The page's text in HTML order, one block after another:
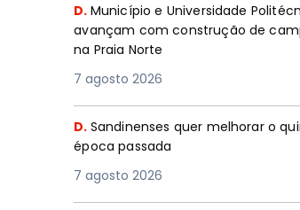
D. Município e Universidade
avançam com construção de
na Praia Norte
7 agosto 2026
D. Sandinenses quer melhorar o
época passada
7 agosto 2026